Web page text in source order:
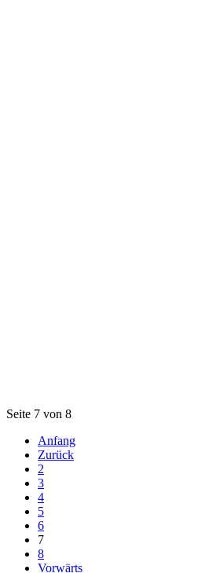
Seite 7 von 8
Anfang
Zurück
2
3
4
5
6
7
8
Vorwärts